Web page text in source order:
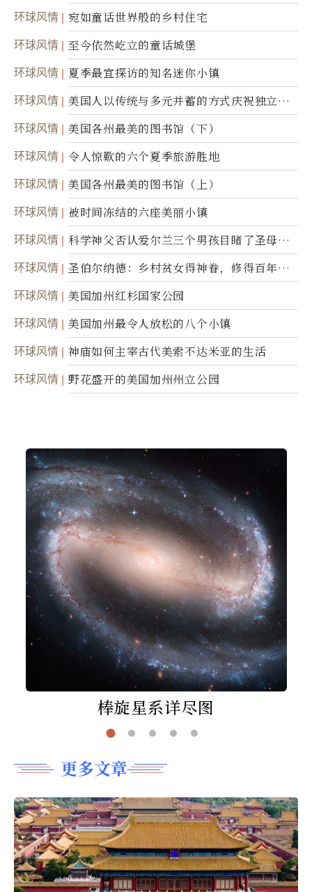
环球风情 宛如童话世界般的乡村住宅
环球风情 至今依然屹立的童话城堡
环球风情 夏季最宜探访的知名迷你小镇
环球风情
美国人以传统与多元并蓄的方式庆祝独立日2
50周年
环球风情 美国各州最美的图书馆（下）
环球风情 令人惊歎的六个夏季旅游胜地
环球风情 美国各州最美的图书馆（上）
环球风情 被时间冻结的六座美丽小镇
环球风情
科学神父否认爱尔兰三个男孩目睹了圣母显
灵
环球风情
圣伯尔纳德：乡村贫女得神眷，修得百年不
腐身
环球风情 美国加州红杉国家公园
环球风情 美国加州最令人放松的八个小镇
环球风情 神庙如何主宰古代美索不达米亚的生活
环球风情 野花盛开的美国加州州立公园
棒旋星系详尽图
更多文章